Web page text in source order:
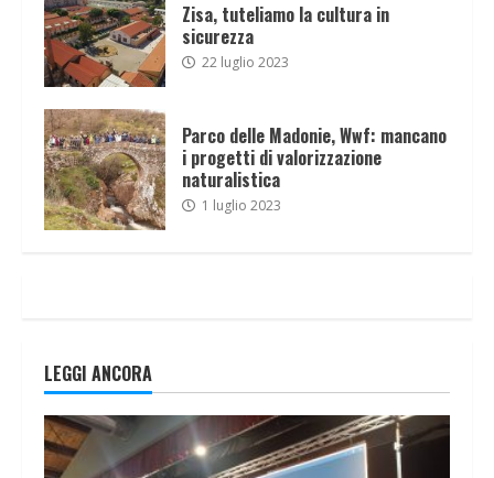
Zisa, tuteliamo la cultura in
sicurezza
22 luglio 2023
Parco delle Madonie, Wwf: mancano
i progetti di valorizzazione
naturalistica
1 luglio 2023
LEGGI ANCORA